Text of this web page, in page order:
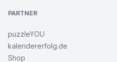
PARTNER
puzzleYOU
kalendererfolg.de
Shop